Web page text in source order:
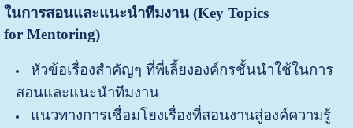
ในการสอนและแนะนำทีมงาน (Key Topics
for Mentoring)
หัวข้อเรื่องสำคัญๆ ที่พี่เลี้ยงองค์กรชั้นนำใช้ในการ
สอนและแนะนำทีมงาน
แนวทางการเชื่อมโยงเรื่องที่สอนงานสู่องค์ความรู้